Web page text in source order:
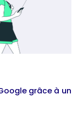
grâce à un